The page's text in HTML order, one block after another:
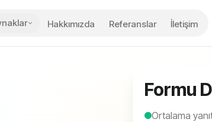
Hakkımızda Referanslar İletişim
Formu
Ortalama